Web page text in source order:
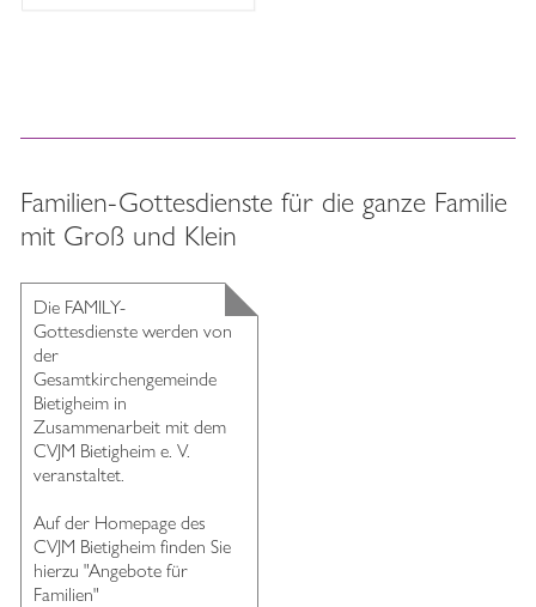
Familien-Gottesdienste für die ganze Familie
mit Groß und Klein
Die FAMILY-
Gottesdienste werden von
der
Gesamtkirchengemeinde
Bietigheim in
Zusammenarbeit mit dem
CVJM Bietigheim e. V.
veranstaltet.
Auf der Homepage des
CVJM Bietigheim finden Sie
hierzu "Angebote für
Familien"